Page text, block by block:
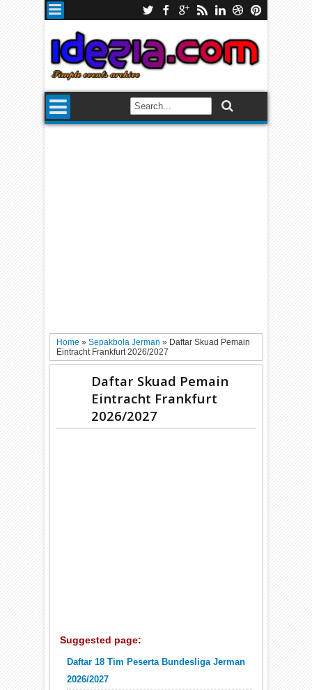
Home»Sepakbola Jerman» Daftar Skuad Pemain
Eintracht Frankfurt 2026/2027
Daftar Skuad Pemain
Eintracht Frankfurt
2026/2027
Suggested page:
Daftar 18 Tim Peserta Bundesliga Jerman
2026/2027